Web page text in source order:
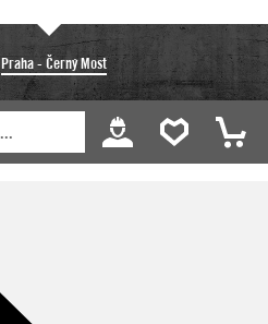
Praha - Černý Most